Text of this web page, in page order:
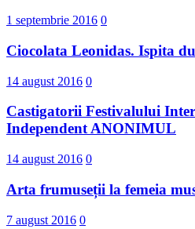
1 septembrie 2016 0
Ciocolata Leonidas. Ispita
14 august 2016 0
Castigatorii Festivalului
Independent ANONIMUL
14 august 2016 0
Arta frumuseții la femeia
7 august 2016 0